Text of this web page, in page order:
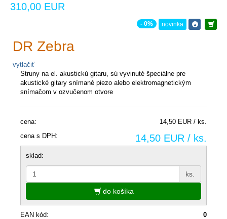
310,00 EUR
- 0% novinka
DR Zebra
vytlačiť
Struny na el. akustickú gitaru, sú vyvinuté špeciálne pre
akustické gitary snímané piezo alebo elektromagnetickým
snímačom v ozvučenom otvore
cena:
14,50 EUR / ks.
cena s DPH:
14,50 EUR / ks.
sklad:
ks.
do košíka
EAN kód:
0